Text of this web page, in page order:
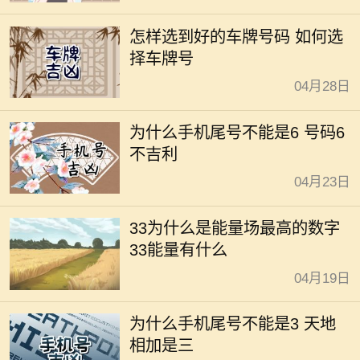
怎样选到好的车牌号码 如何选
择车牌号
04月28日
为什么手机尾号不能是6 号码6
不吉利
04月23日
33为什么是能量场最高的数字
33能量有什么
04月19日
为什么手机尾号不能是3 天地
相加是三